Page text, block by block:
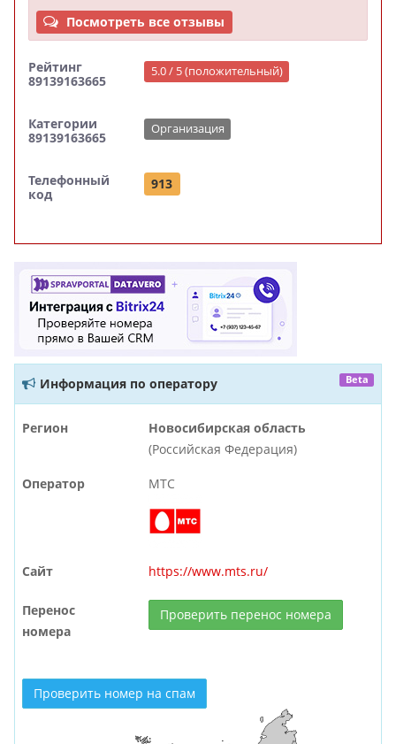
Посмотреть все отзывы
Рейтинг
89139163665
5.0 / 5 (положительный)
Категории
89139163665
Организация
Телефонный
код
913
Информация по оператору Beta
Регион
Новосибирская область
(Российская Федерация)
Оператор МТС
Сайт https://www.mts.ru/
Перенос
номера
Проверить перенос номера
Проверить номер на спам